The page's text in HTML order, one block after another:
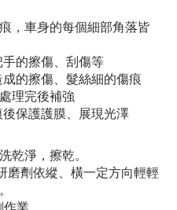
，車身的每個細部角落皆
的擦傷、刮傷等
的擦傷、髮絲細的傷痕
理完後補強
保護護膜、展現光澤
乾淨，擦乾。
磨劑依縱、橫一定方向輕輕
業。